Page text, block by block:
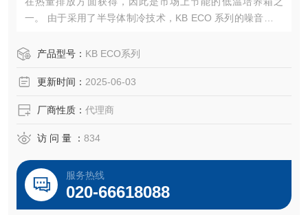
一。 由于采用了半导体制冷技术，KB ECO 系列的噪音特别
产品型号： KB ECO系列
更新时间： 2025-06-03
厂商性质： 代理商
访 问 量 ： 834
服务热线
020-66618088